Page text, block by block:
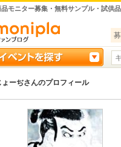
品モニター募集・無料サンプル・試供
ょーぢさんのプロフィール